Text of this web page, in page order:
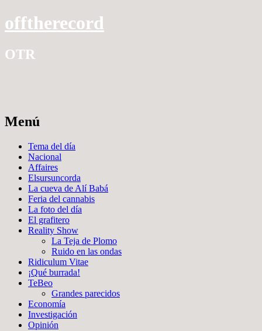
offtherecord
OTR
Menú
contenido
Tema del día
Nacional
Affaires
Elsursuncorda
La cueva de Alí Babá
Feria del cannabis
La foto del día
El grafitero
Reality Show
La Teja de Plomo
Ruido en las ondas
Ridiculum Vitae
¡Qué burrada!
TeBeo
Grandes parecidos
Economía
Investigación
Opinión